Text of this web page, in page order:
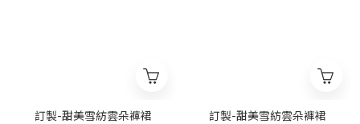
訂製-甜美雪紡雲朵褲裙
訂製-甜美雪紡雲朵褲裙